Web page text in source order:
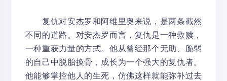
复仇对安杰罗和阿维里奥来说，是两条截然
不同的道路。对安杰罗而言，复仇是一种救赎，
一种重获力量的方式。他从曾经那个无助、脆弱
的自己中脱胎换骨，成长为一个强大的复仇者。
他能够掌控他人的生死，仿佛这样就能弥补过去